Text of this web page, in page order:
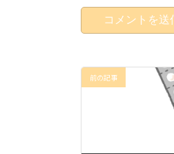
前の記事